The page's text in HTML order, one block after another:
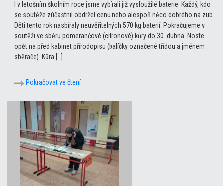
I v letošním školním roce jsme vybírali již vysloužilé baterie. Každý, kdo
se soutěže zúčastnil obdržel cenu nebo alespoň něco dobrého na zub.
Děti tento rok nasbíraly neuvěřitelných 570 kg baterií. Pokračujeme v
soutěži ve sběru pomerančové (citronové) kůry do 30. dubna. Noste
opět na před kabinet přírodopisu (balíčky označené třídou a jménem
sběrače). Kůra […]
Pokračovat ve čtení